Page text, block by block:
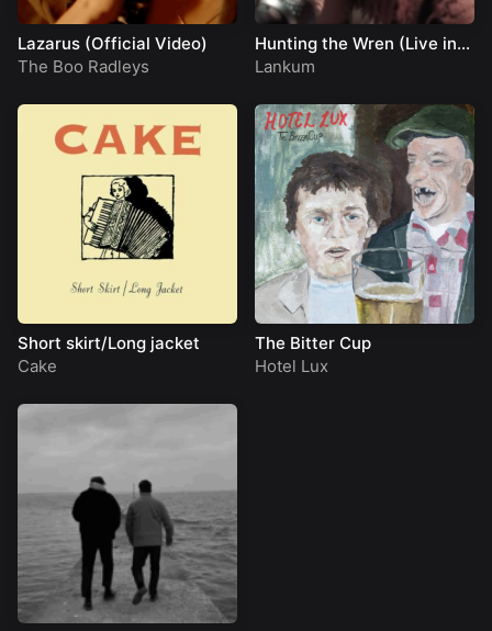
Lazarus (Official Video)
The Boo Radleys
Hunting the Wren (Live in
Dublin)
Lankum
Short skirt/Long jacket
Cake
The Bitter Cup
Hotel Lux